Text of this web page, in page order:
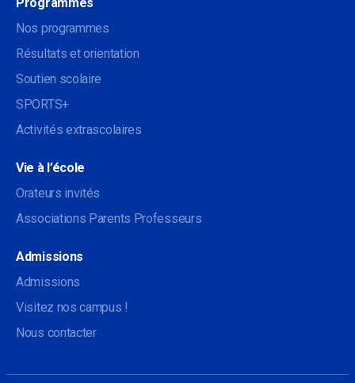
Nos programmes
Résultats et orientation
Soutien scolaire
SPORTS+
Activités extrascolaires
Vie à l’école
Orateurs invités
Associations Parents Professeurs
Admissions
Admissions
Visitez nos campus !
Nous contacter